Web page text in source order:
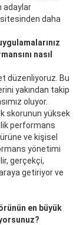
adaylar
daha
nasıl
düzenliyoruz. Bu
yakından takip
oluyor.
skorunun yüksek
performans
ve kişisel
yönetimi
gerçekçi,
getiriyor ve
en büyük